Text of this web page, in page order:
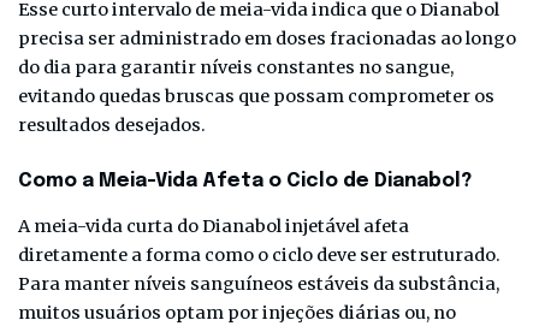
Esse curto intervalo de meia-vida indica que o Dianabol
precisa ser administrado em doses fracionadas ao longo
do dia para garantir níveis constantes no sangue,
evitando quedas bruscas que possam comprometer os
resultados desejados.
Como a Meia-Vida Afeta o Ciclo de Dianabol?
A meia-vida curta do Dianabol injetável afeta
diretamente a forma como o ciclo deve ser estruturado.
Para manter níveis sanguíneos estáveis da substância,
muitos usuários optam por injeções diárias ou, no